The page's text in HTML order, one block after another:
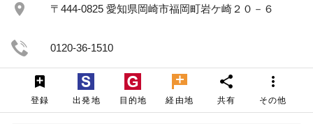
place 〒444-0825 愛知県岡崎市福岡町岩ケ崎２０－６
0120-36-1510
登録 出発地 目的地 経由地
share
共有
more_vert
その他